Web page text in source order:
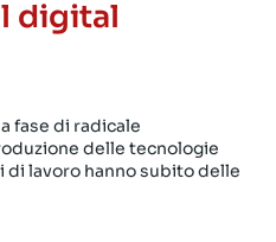
digital
fase di radicale
delle tecnologie
lavoro hanno subito delle